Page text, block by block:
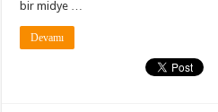
bir midye …
Devamı